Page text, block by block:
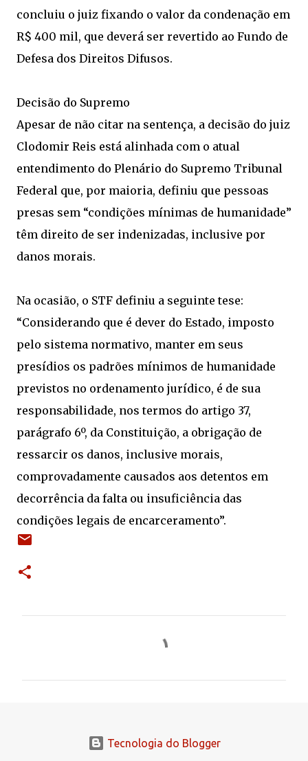
concluiu o juiz fixando o valor da condenação em
R$ 400 mil, que deverá ser revertido ao Fundo de
Defesa dos Direitos Difusos.
Decisão do Supremo
Apesar de não citar na sentença, a decisão do juiz
Clodomir Reis está alinhada com o atual
entendimento do Plenário do Supremo Tribunal
Federal que, por maioria, definiu que pessoas
presas sem “condições mínimas de humanidade”
têm direito de ser indenizadas, inclusive por
danos morais.
Na ocasião, o STF definiu a seguinte tese:
“Considerando que é dever do Estado, imposto
pelo sistema normativo, manter em seus
presídios os padrões mínimos de humanidade
previstos no ordenamento jurídico, é de sua
responsabilidade, nos termos do artigo 37,
parágrafo 6º, da Constituição, a obrigação de
ressarcir os danos, inclusive morais,
comprovadamente causados aos detentos em
decorrência da falta ou insuficiência das
condições legais de encarceramento”.
Tecnologia do Blogger